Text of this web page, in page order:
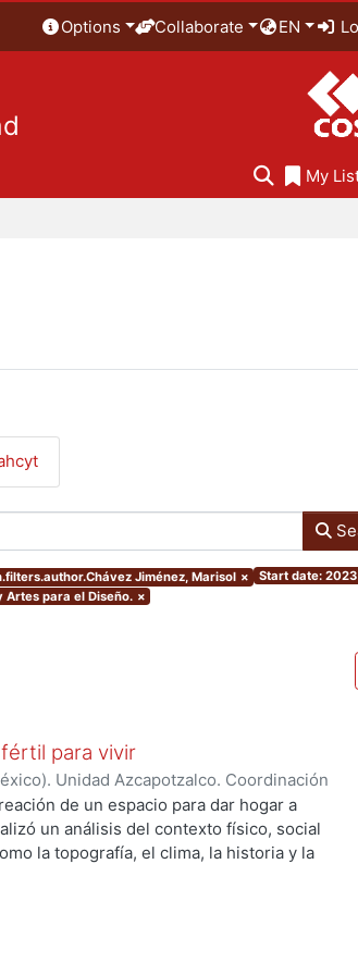
Options Collaborate EN
My
Jiménez, Marisol × Start date: 2023
para el Diseño. ×
para vivir
Unidad Azcapotzalco. Coordinación
)Campa Cruz, Claudia Alondra;Arce
Marisol
de un espacio para dar hogar a
un análisis del contexto físico, social
la topografía, el clima, la historia y la